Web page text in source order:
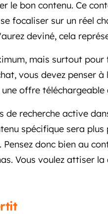
le bon contenu. Ce
focaliser sur un réel
deviné, cela
mais surtout
vous devez penser
offre
de recherche active
spécifique sera
donc bien au
Vous voulez attiser